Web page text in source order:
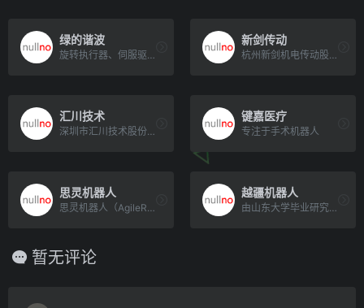
绿的谐波
旋转执行器、伺服驱动器、谐波减速器
新剑传动
杭州新剑机电传动股份有限公司成立于1999年，专精特新企业，专业从事研发生产；CNC车磨精密轴、小模数切削、滚[…]
汇川技术
深圳市汇川技术股份有限公司（简称“汇川技术”）创立于2003年，聚焦工业领域的自动化、数字化、智能化，专注“信[…]
键嘉医疗
专注于手术机器人
思灵机器人
思灵机器人（AgileRobots）是一家全球领先的智能机器人明星企业，公司创立于2018年，立足全球化发展[…]
越疆机器人
由山东大学毕业研究生刘培超创立，公司致力于智能机器人研发与应用创新，专注于智能机械臂及其他智能硬件产品的研发、生产、销售及服务。
暂无评论